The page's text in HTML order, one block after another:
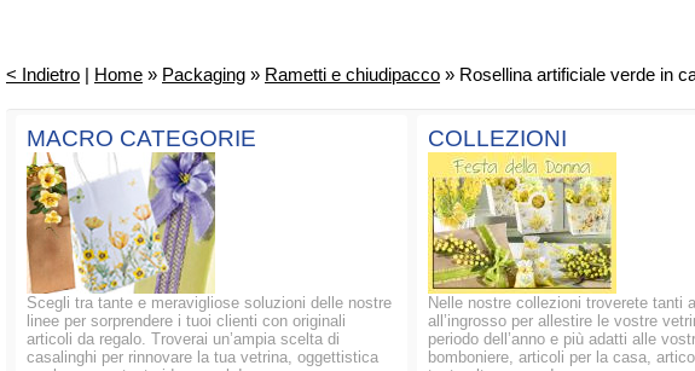
< Indietro | Home » Packaging » Rametti e chiudipacco » Rosellina artificiale verde in
MACRO CATEGORIE
Scegli tra tante e meravigliose soluzioni delle nostre
linee per sorprendere i tuoi clienti con originali
articoli da regalo. Troverai un’ampia scelta di
casalinghi per rinnovare la tua vetrina, oggettistica
COLLEZIONI
Nelle nostre collezioni troverete tanti
all’ingrosso per allestire le vostre
periodo dell’anno e più adatti alle
bomboniere, articoli per la casa,